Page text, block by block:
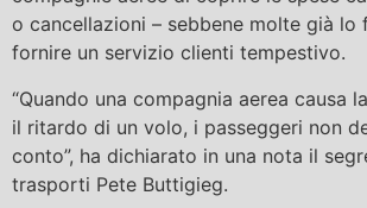
o cancellazioni – sebbene molte già lo
fornire un servizio clienti tempestivo.
“Quando una compagnia aerea causa
il ritardo di un volo, i passeggeri non
conto”, ha dichiarato in una nota il
trasporti Pete Buttigieg.